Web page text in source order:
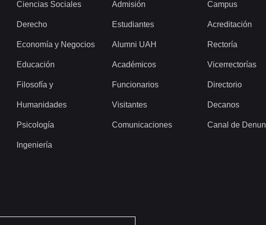
Ciencias Sociales
Derecho
Economía y Negocios
Educación
Filosofía y
Humanidades
Psicología
Ingeniería
Admisión
Estudiantes
Alumni UAH
Académicos
Funcionarios
Visitantes
Comunicaciones
Campus
Acreditación
Rectoría
Vicerrectorías
Directorio
Decanos
Canal de